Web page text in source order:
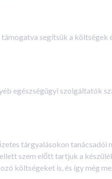
segítsük a költségek
egészségügyi szolgáltatók
tárgyalásokon tanácsadói
szem előtt tartjuk a
költségeket is, és így még